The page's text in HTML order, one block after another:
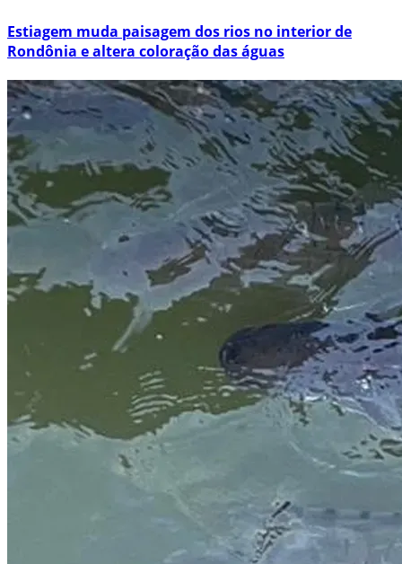
Estiagem muda paisagem dos rios no interior de
Rondônia e altera coloração das águas